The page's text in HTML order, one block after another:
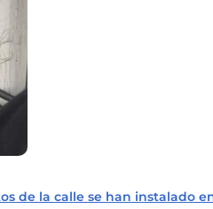
de la calle se han instalado